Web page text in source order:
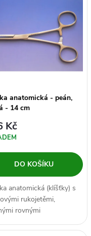
anatomická - peán,
- 14 cm
Kč
DO KOŠÍKU
anatomická (klíšťky) s
rukojetěmi,
rovnými
opatřenými vroubky a